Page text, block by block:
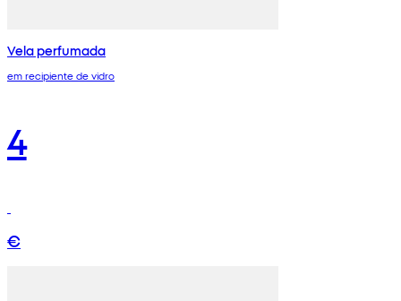
Vela perfumada
em recipiente de vidro
4
€